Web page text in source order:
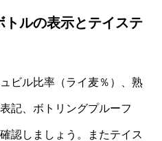
ルの表示とテイステ
ビル比率（ライ麦％）、熟
記、ボトリングプルーフ
認しましょう。またテイス